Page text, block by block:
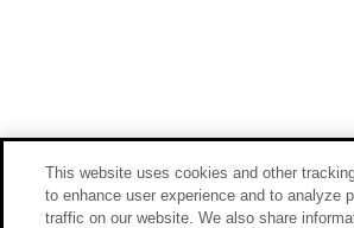
This website uses cookies and other
to enhance user experience and to analyze
traffic on our website. We also share